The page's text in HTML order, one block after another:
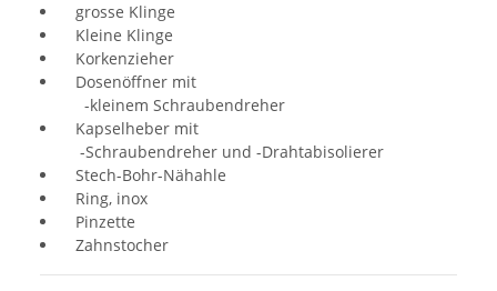
grosse Klinge
Kleine Klinge
Korkenzieher
Dosenöffner mit
-kleinem Schraubendreher
Kapselheber mit
-Schraubendreher und -Drahtabisolierer
Stech-Bohr-Nähahle
Ring, inox
Pinzette
Zahnstocher